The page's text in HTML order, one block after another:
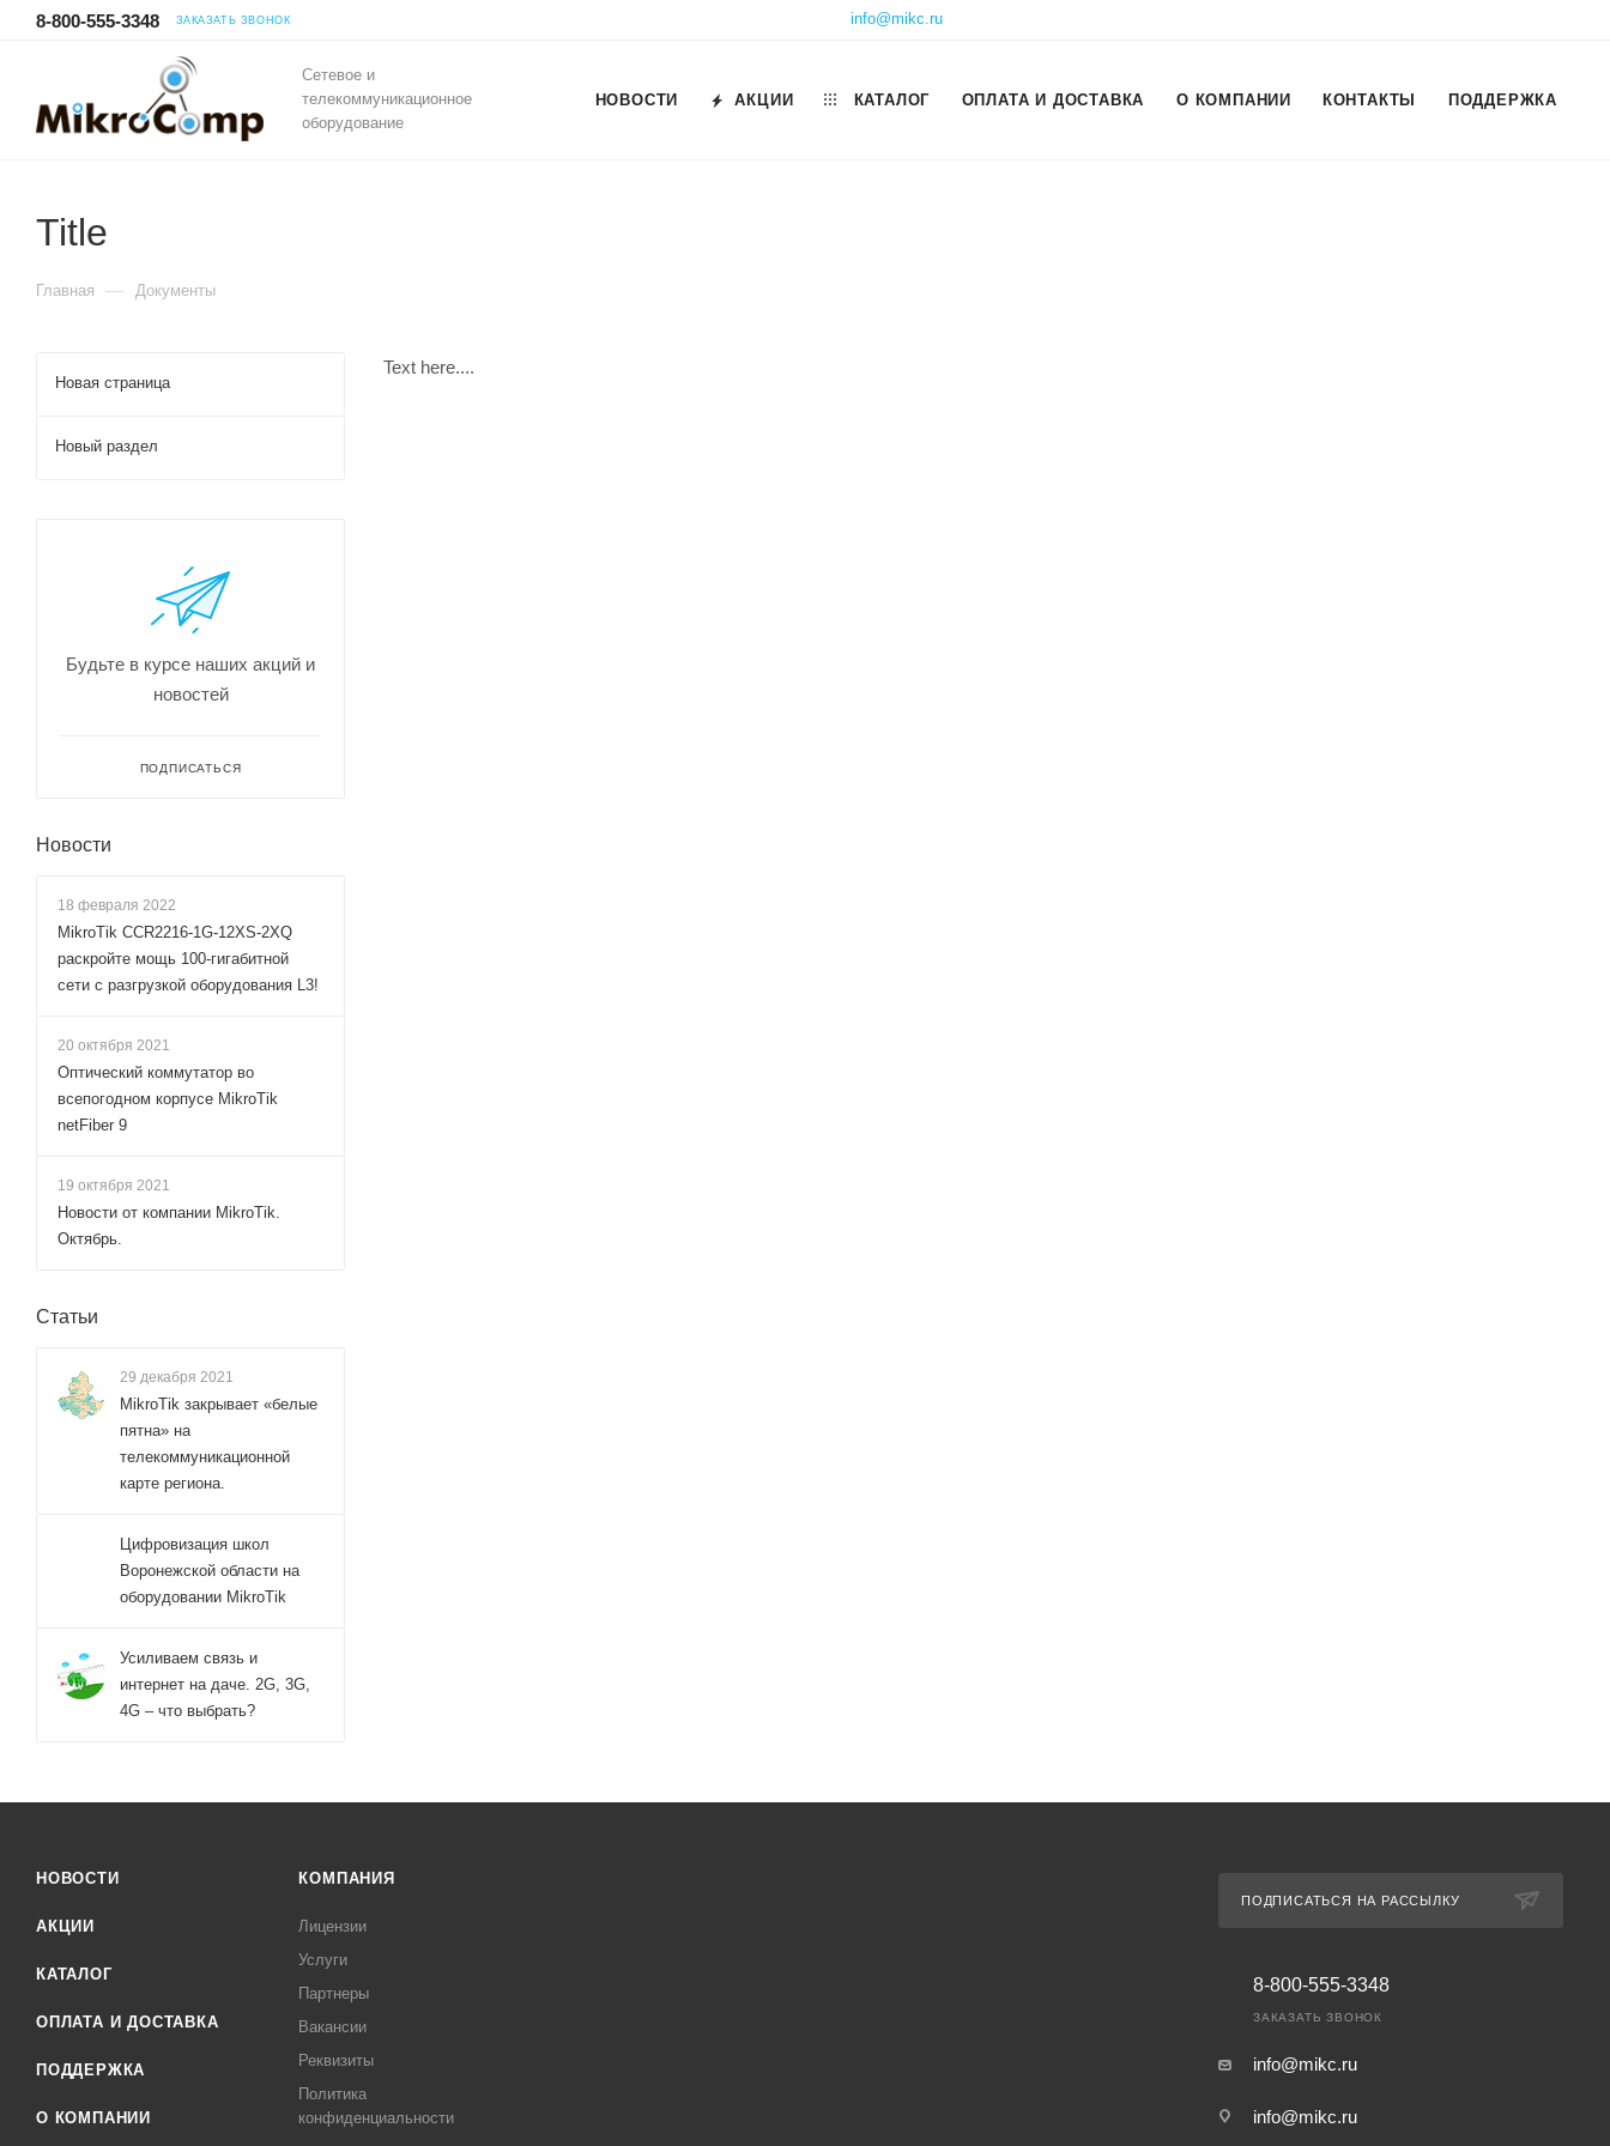
8-800-555-3348 ЗАКАЗАТЬ ЗВОНОК info@mikc.ru
Сетевое и
телекоммуникационное
оборудование
НОВОСТИ АКЦИИ КАТАЛОГ ОПЛАТА И ДОСТАВКА О КОМПАНИИ КОНТАКТЫ ПОДДЕРЖКА
Title
Главная — Документы
Text here....
Новая страница
Новый раздел
Будьте в курсе наших акций и
новостей
ПОДПИСАТЬСЯ
Новости
18 февраля 2022
MikroTik CCR2216-1G-12XS-2XQ
раскройте мощь 100-гигабитной
сети с разгрузкой оборудования L3!
20 октября 2021
Оптический коммутатор во
всепогодном корпусе MikroTik
netFiber 9
19 октября 2021
Новости от компании MikroTik.
Октябрь.
Статьи
29 декабря 2021
MikroTik закрывает «белые
пятна» на
телекоммуникационной
карте региона.
Цифровизация школ
Воронежской области на
оборудовании MikroTik
Усиливаем связь и
интернет на даче. 2G, 3G,
4G – что выбрать?
НОВОСТИ
АКЦИИ
КАТАЛОГ
ОПЛАТА И ДОСТАВКА
ПОДДЕРЖКА
О КОМПАНИИ
КОМПАНИЯ
Лицензии
Услуги
Партнеры
Вакансии
Реквизиты
Политика
конфиденциальности
ПОДПИСАТЬСЯ НА РАССЫЛКУ
8-800-555-3348
ЗАКАЗАТЬ ЗВОНОК
info@mikc.ru
info@mikc.ru